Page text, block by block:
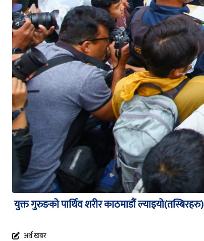
युक्त गुरुङको पार्थिव शरीर काठमाडौं ल्याइयो(तस्बिरहरु)
अर्थ खबर